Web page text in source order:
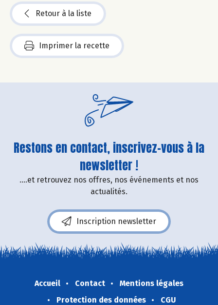
Retour à la liste
Imprimer la recette
Restons en contact, inscrivez-vous à la
newsletter !
....et retrouvez nos offres, nos événements et nos
actualités.
Inscription newsletter
Accueil Contact
Mentions légales
Protection des données
CGU